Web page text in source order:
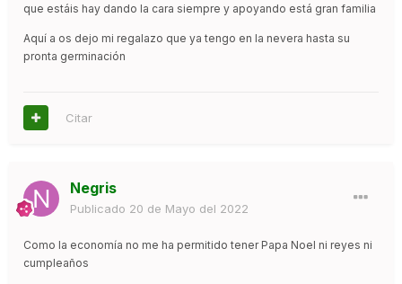
que estáis hay dando la cara siempre y apoyando está gran familia
Aquí a os dejo mi regalazo que ya tengo en la nevera hasta su
pronta germinación
Citar
Negris
Publicado 20 de Mayo del 2022
Como la economía no me ha permitido tener Papa Noel ni reyes ni
cumpleaños